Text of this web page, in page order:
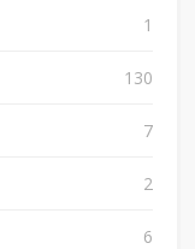
1
130
7
2
6